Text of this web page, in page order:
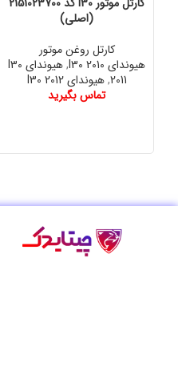
(اصلی)
کارتل روغن موتور
هیوندای I30 2010
,
هیوندای I30
2011
,هیوندای I30 2012
تماس بگیرید